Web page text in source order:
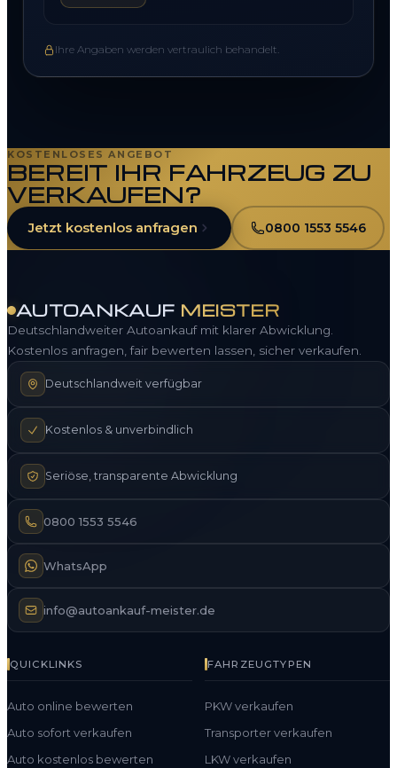
Ihre Angaben werden vertraulich behandelt.
Skoda Ankauf für Familien- & Alltagsfahrzeuge Schnell & fair.
KOSTENLOSES ANGEBOT
BEREIT IHR FAHRZEUG ZU
VERKAUFEN?
Jetzt kostenlos anfragen 0800 1553 5546
AUTOANKAUF MEISTER
Deutschlandweiter Autoankauf mit klarer Abwicklung.
Kostenlos anfragen, fair bewerten lassen, sicher verkaufen.
Deutschlandweit verfügbar
Kostenlos & unverbindlich
Seriöse, transparente Abwicklung
0800 1553 5546
WhatsApp
info@autoankauf-meister.de
QUICKLINKS
Auto online bewerten
Auto sofort verkaufen
Auto kostenlos bewerten
FAHRZEUGTYPEN
PKW verkaufen
Transporter verkaufen
LKW verkaufen